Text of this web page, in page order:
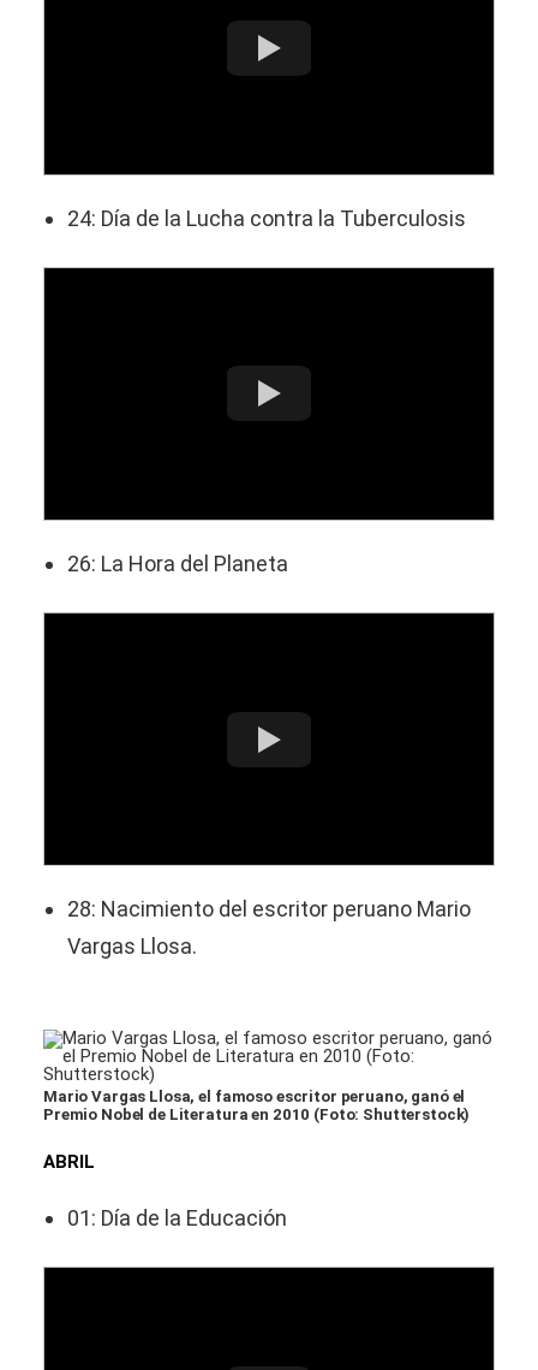
24: Día de la Lucha contra la Tuberculosis
26: La Hora del Planeta
28: Nacimiento del escritor peruano Mario
Vargas Llosa.
Mario Vargas Llosa, el famoso escritor peruano, ganó el
Premio Nobel de Literatura en 2010 (Foto: Shutterstock)
ABRIL
01: Día de la Educación